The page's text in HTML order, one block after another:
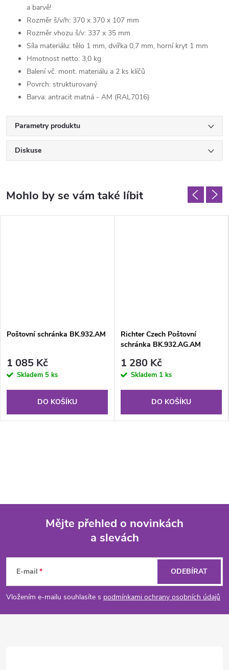
a barvě!
Rozměr š/v/h: 370 x 370 x 107 mm
Rozměr vhozu š/v: 337 x 35 mm
Síla materiálu: tělo 1 mm, dvířka 0,7 mm, horní kryt 1 mm
Hmotnost netto: 3,0 kg
Balení vč. mont. materiálu a 2 ks klíčů
Povrch: strukturovaný
Barva: antracit matná - AM (RAL7016)
Parametry produktu
Diskuse
Poštovní schránka BK.932.AM
1 085 Kč
Skladem 5 ks
DO KOŠÍKU
Richter Czech Poštovní
schránka BK.932.AG.AM
1 280 Kč
Skladem 1 ks
DO KOŠÍKU
p
a
Mějte přehled o novinkách
a slevách
E-mail
Vložením e-mailu souhlasíte s podmínkami ochrany osobních údajů
ODEBÍRAT